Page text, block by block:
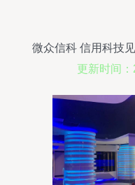
微众信科 信用科技
更新时间